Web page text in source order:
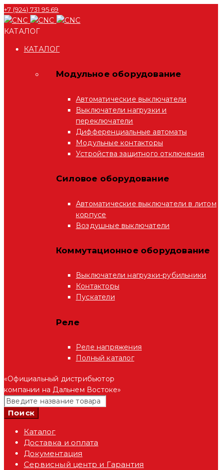
+7 (924) 731 95 69
КАТАЛОГ
КАТАЛОГ
Модульное оборудование
Автоматические выключатели
Выключатели нагрузки и
переключатели
Дифференциальные автоматы
Модульные контакторы
Устройства защитного отключения
Силовое оборудование
Автоматические выключатели в литом
корпусе
Воздушные выключатели
Коммутационное оборудование
Выключатели нагрузки-рубильники
Контакторы
Пускатели
Реле
Реле напряжения
Полный каталог
«Официальный дистрибьютор
компании на Дальнем Востоке»
Каталог
Доставка и оплата
Документация
Сервисный центр и Гарантия